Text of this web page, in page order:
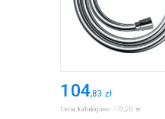
104,83 zł
Cena katalogowa: 172,20 zł